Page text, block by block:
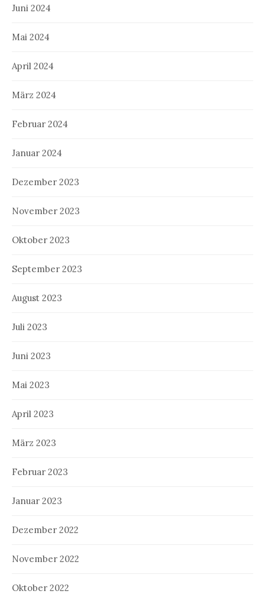
Juni 2024
Mai 2024
April 2024
März 2024
Februar 2024
Januar 2024
Dezember 2023
November 2023
Oktober 2023
September 2023
August 2023
Juli 2023
Juni 2023
Mai 2023
April 2023
März 2023
Februar 2023
Januar 2023
Dezember 2022
November 2022
Oktober 2022